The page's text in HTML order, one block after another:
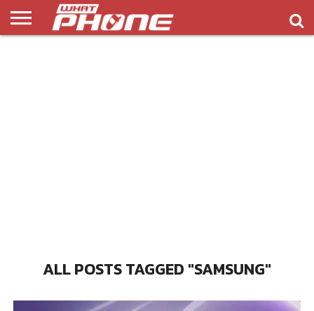
ALL POSTS TAGGED "SAMSUNG"